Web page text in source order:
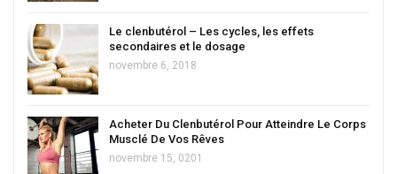
Le clenbutérol – Les cycles, les effets
secondaires et le dosage
novembre 6, 2018
Acheter Du Clenbutérol Pour Atteindre Le Corps
Musclé De Vos Rêves
novembre 15, 0201